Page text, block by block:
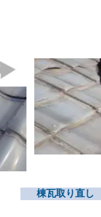
棟瓦取り直